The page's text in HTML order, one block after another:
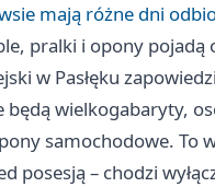
mają różne dni
pralki i opony pojadą
w Pasłęku
będą wielkogabaryty,
samochodowe. To
posesją – chodzi